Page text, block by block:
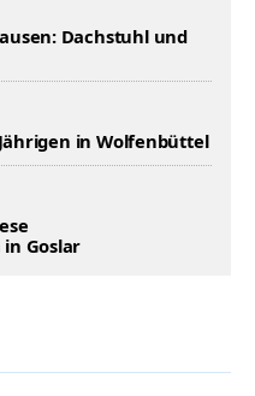
Dachstuhl und
in Wolfenbüttel
Goslar